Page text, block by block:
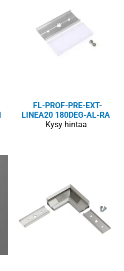
FL-PROF-PRE-EXT-
LINEA20 180DEG-AL-RA
Kysy hintaa